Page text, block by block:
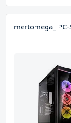
mertomega_